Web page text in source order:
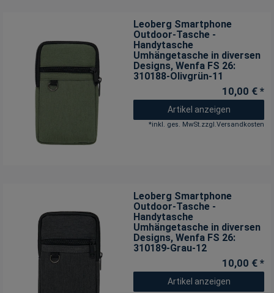
Leoberg Smartphone
Outdoor-Tasche -
Handytasche
Umhängetasche in diversen
Designs, Wenfa FS 26:
310188-Olivgrün-11
10,00 € *
Artikel anzeigen
*inkl. ges. MwSt.zzgl.Versandkosten
Leoberg Smartphone
Outdoor-Tasche -
Handytasche
Umhängetasche in diversen
Designs, Wenfa FS 26:
310189-Grau-12
10,00 € *
Artikel anzeigen